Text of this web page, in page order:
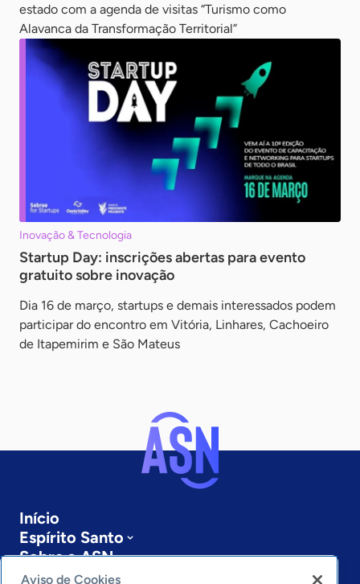
estado com a agenda de visitas “Turismo como
Alavanca da Transformação Territorial”
Inovação & Tecnologia
Startup Day: inscrições abertas para evento
gratuito sobre inovação
Dia 16 de março, startups e demais interessados podem
participar do encontro em Vitória, Linhares, Cachoeiro
de Itapemirim e São Mateus
Início
Espírito Santo
Sobre a ASN
Últimas notícias
Aviso de Cookies